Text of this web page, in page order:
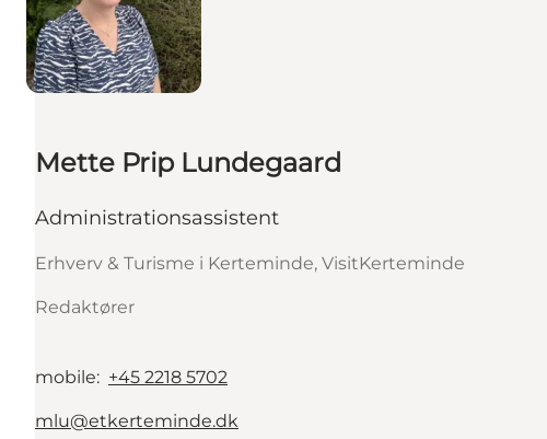
Planlæg din ferie
Det sker
Sommerbus
Mette Prip Lundegaard
Administrationsassistent
Erhverv & Turisme i Kerteminde, VisitKerteminde
Redaktører
mobile: +45 2218 5702
mlu@etkerteminde.dk